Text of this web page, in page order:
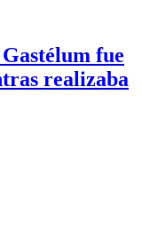
fue
realizaba